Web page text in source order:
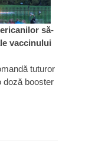
să-
vaccinului
tuturor
doză booster